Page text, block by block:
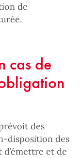
de
cas de
des
disposition des
et de